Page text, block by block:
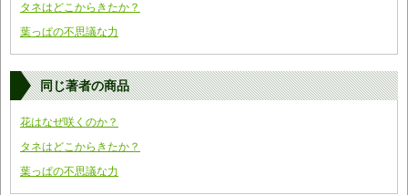
タネはどこからきたか？
葉っぱの不思議な力
同じ著者の商品
花はなぜ咲くのか？
タネはどこからきたか？
葉っぱの不思議な力